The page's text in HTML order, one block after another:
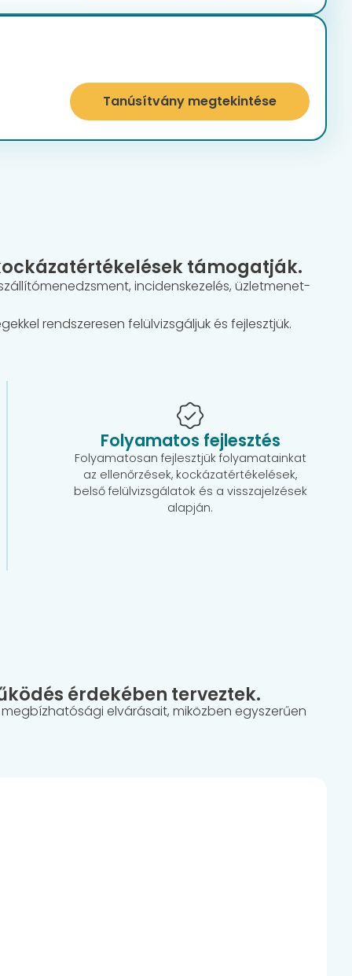
Tanúsítvány megtekintése
támogatják.
incidenskezelés, üzletmenet-
rendszeresen felülvizsgáljuk és fejlesztjük.
Folyamatos fejlesztés
Folyamatosan fejlesztjük folyamatainkat
az ellenőrzések, kockázatértékelések,
belső felülvizsgálatok és a visszajelzések
alapján.
érdekében terveztek.
elvárásait, miközben egyszerűen